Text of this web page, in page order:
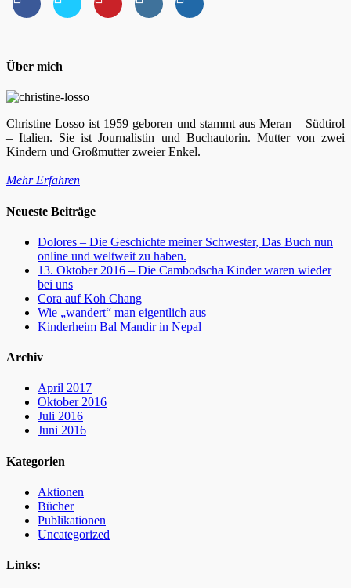
Über mich
Christine Losso ist 1959 geboren und stammt aus Meran – Südtirol
– Italien. Sie ist Journalistin und Buchautorin. Mutter von zwei
Kindern und Großmutter zweier Enkel.
Mehr Erfahren
Facebook
Twitter
WordPress
Website
Neueste Beiträge
Dolores – Die Geschichte meiner Schwester, Das Buch nun
online und weltweit zu haben.
13. Oktober 2016 – Die Cambodscha Kinder waren wieder
bei uns
Cora auf Koh Chang
Wie „wandert“ man eigentlich aus
Kinderheim Bal Mandir in Nepal
Archiv
April 2017
Oktober 2016
Juli 2016
Juni 2016
Kategorien
Aktionen
Bücher
Publikationen
Uncategorized
Links: